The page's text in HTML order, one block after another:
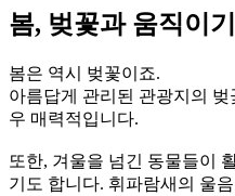
봄, 벚꽃과 움직이
봄은 역시 벚꽃이죠.
아름답게 관리된 관광지의
우 매력적입니다.
또한, 겨울을 넘긴 동물들이
기도 합니다. 휘파람새의 울